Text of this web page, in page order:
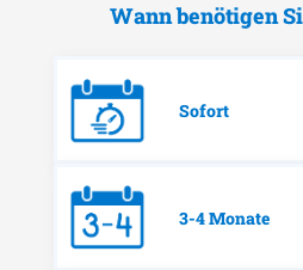
Wann benötigen
Sofort
3-4 Monate